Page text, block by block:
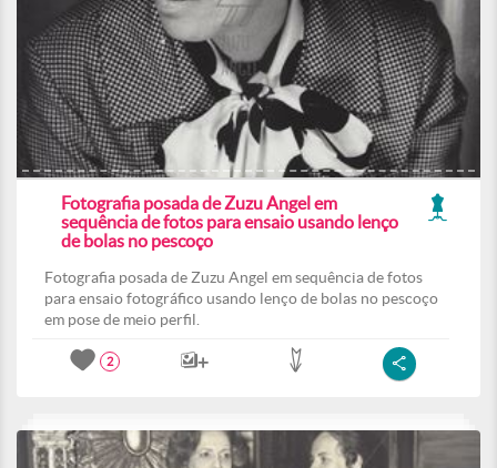
Fotografia posada de Zuzu Angel em
sequência de fotos para ensaio usando lenço
de bolas no pescoço
Fotografia posada de Zuzu Angel em sequência de fotos
para ensaio fotográfico usando lenço de bolas no pescoço
em pose de meio perfil.
2